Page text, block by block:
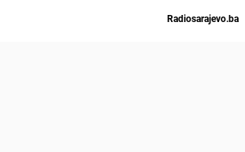
Radiosarajevo.ba